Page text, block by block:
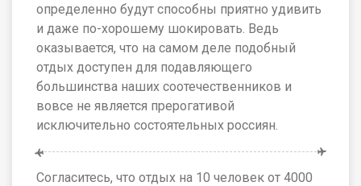
определенно будут способны приятно удивить
и даже по-хорошему шокировать. Ведь
оказывается, что на самом деле подобный
отдых доступен для подавляющего
большинства наших соотечественников и
вовсе не является прерогативой
исключительно состоятельных россиян.
Согласитесь, что отдых на 10 человек от 4000